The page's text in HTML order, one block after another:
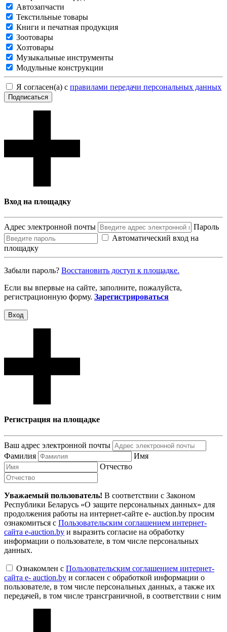
Автозапчасти
Текстильные товары
Книги и печатная продукция
Зоотовары
Хозтовары
Музыкальные инструменты
Модульные конструкции
Я согласен(а) с правилами передачи персональных данных
Подписаться
Вход на площадку
Адрес электронной почты
Пароль
Автоматический вход на
площадку
Забыли пароль? Восcтановить доступ к площадке.
Если вы впервые на сайте, заполните, пожалуйста,
регистрационную форму. Зарегистрироваться
Вход
Регистрация на площадке
Ваш адрес электронной почты
Фамилия
Имя
Отчество
Уважаемый пользователь! В соответствии с Законом
Республики Беларусь «О защите персональных данных» для
продолжения работы на интернет-сайте e- auction.by просим
ознакомиться с Пользовательским соглашением интернет-
сайта e-auction.by и выразить согласие на обработку
информации о пользователе, в том числе персональных
данных.
Ознакомлен с Пользовательским соглашением интернет-
сайта e- auction.by и согласен с обработкой информации о
пользователе, в том числе персональных данных, а также их
передачей, в том числе трансграничной, в соответствии с ним